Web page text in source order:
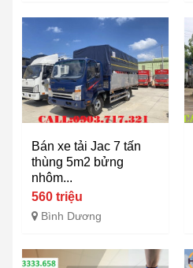
Bán xe tải Jac 7 tấn
thùng 5m2 bửng
nhôm...
560 triệu
Bình Dương